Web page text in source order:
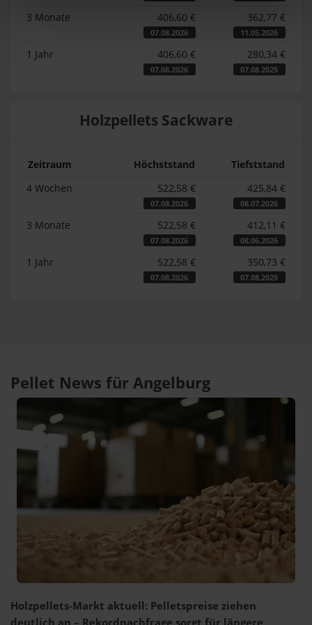
3 Monate 406,60 €
07.08.2026
362,77 €
11.05.2026
1 Jahr 406,60 €
07.08.2026
280,34 €
07.08.2025
Holzpellets Sackware
Zeitraum Höchststand
Tiefststand
4 Wochen
522,58 €
07.08.2026
425,84 €
08.07.2026
3 Monate 522,58 €
07.08.2026
412,11 €
08.06.2026
1 Jahr 522,58 €
07.08.2026
350,73 €
07.08.2025
Pellet News für Angelburg
Holzpellets-Markt aktuell: Pelletspreise ziehen